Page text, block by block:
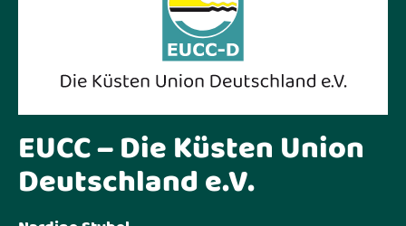
EUCC – Die Küsten Union
Deutschland e.V.